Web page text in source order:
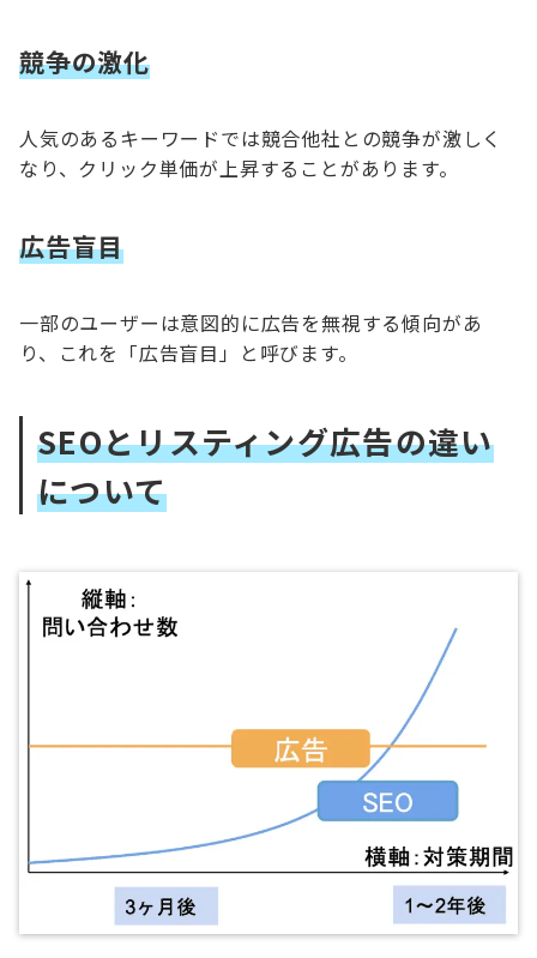
競争の激化
人気のあるキーワードでは競合他社との競争が激しく
なり、クリック単価が上昇することがあります。
広告盲目
一部のユーザーは意図的に広告を無視する傾向があ
り、これを「広告盲目」と呼びます。
SEOとリスティング広告の違い
について